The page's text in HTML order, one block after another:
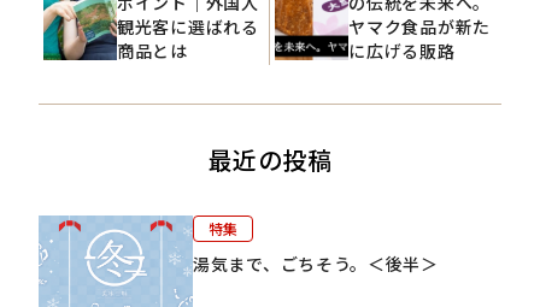
観光客に選ばれる
商品とは
ヤマク食品が新た
に広げる販路
最近の投稿
特集
湯気まで、ごちそう。＜後半＞